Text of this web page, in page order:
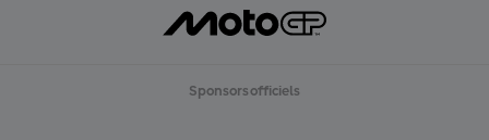
Sponsors officiels